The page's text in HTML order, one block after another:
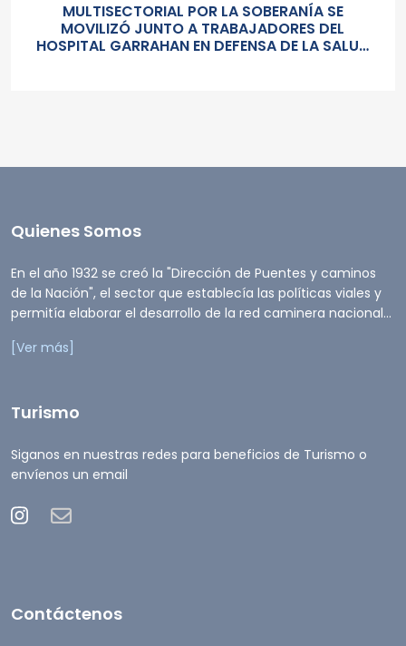
MULTISECTORIAL POR LA SOBERANÍA SE
MOVILIZÓ JUNTO A TRABAJADORES DEL
HOSPITAL GARRAHAN EN DEFENSA DE LA SALUD
Quienes Somos
En el año 1932 se creó la "Dirección de Puentes y caminos
de la Nación", el sector que establecía las políticas viales y
permitía elaborar el desarrollo de la red caminera nacional...
[Ver más]
Turismo
Siganos en nuestras redes para beneficios de Turismo o
envíenos un email
Contáctenos